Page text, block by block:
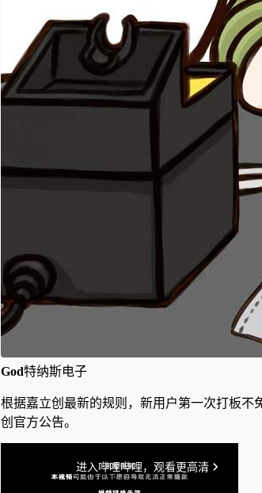
God特纳斯电子
根据嘉立创最新的规则，新用户第一次打板不
创官方公告。